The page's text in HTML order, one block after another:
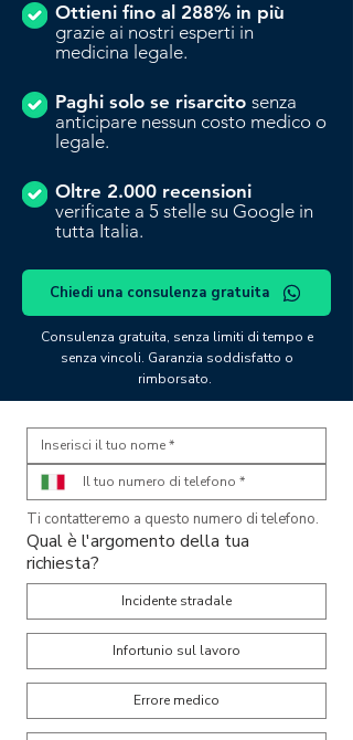
Ottieni fino al 288% in più
grazie ai nostri esperti in
medicina legale.
Paghi solo se risarcito senza
anticipare nessun costo medico o
legale.
Oltre 2.000 recensioni
verificate a 5 stelle su Google in
tutta Italia.
Chiedi una consulenza gratuita
Consulenza gratuita, senza limiti di tempo e
senza vincoli. Garanzia soddisfatto o
rimborsato.
Qual è l'argomento della tua
richiesta?
Incidente stradale
Infortunio sul lavoro
Errore medico